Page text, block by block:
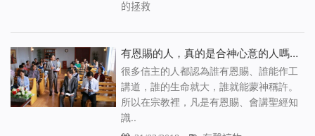
的拯救
有恩賜的人，真的是合神心意的人嗎（有聲讀物）
很多信主的人都認為誰有恩賜、誰能作工
講道，誰的生命就大，誰就能蒙神稱許。
所以在宗教裡，凡是有恩賜、會講聖經知
識..